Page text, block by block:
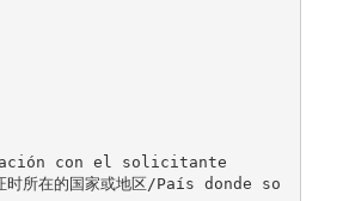
con el solicitante
时所在的国家或地区/País donde so